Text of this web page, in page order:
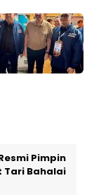
Pimpin
Tari Bahalai